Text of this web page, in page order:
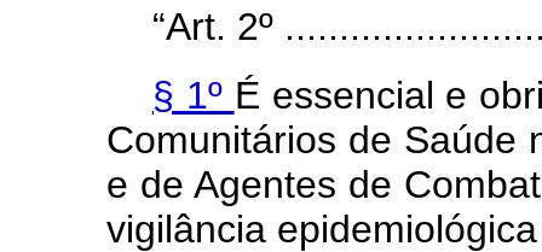
“Art. 2º
§ 1º É essencial e
Comunitários de Saúde
e de Agentes de
vigilância